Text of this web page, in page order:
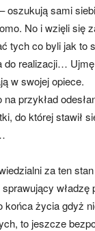
oszukują sami
No i wzięli się
tych co byli jak to
do realizacji…
w swojej opiece.
przykład
do której stawił
za ten
władzę
końca życia gdyż
to jeszcze